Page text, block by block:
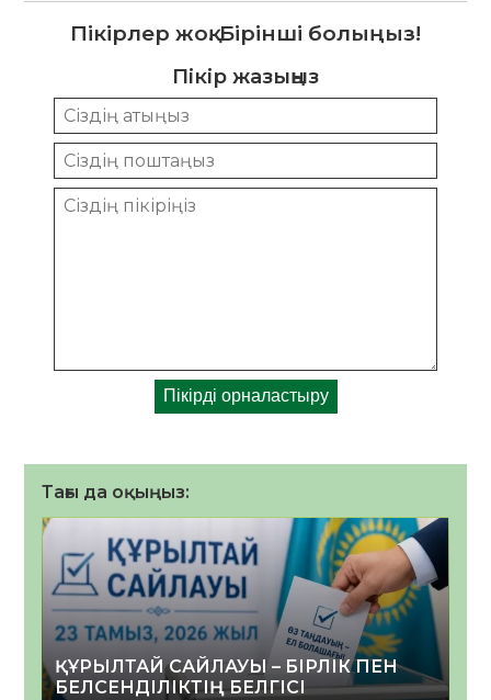
Пікірлер жоқ. Бірінші болыңыз!
Пікір жазыңыз
Тағы да оқыңыз:
ҚҰРЫЛТАЙ САЙЛАУЫ – БІРЛІК ПЕН
БЕЛСЕНДІЛІКТІҢ БЕЛГІСІ